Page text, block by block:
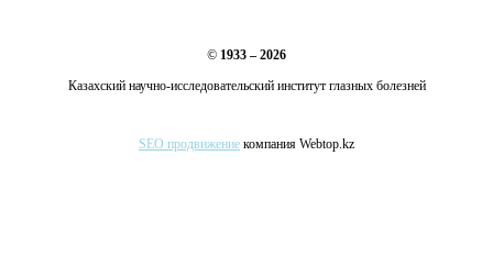
© 1933 – 2026
Казахский научно-исследовательский институт глазных болезней
SEO продвижение компания Webtop.kz